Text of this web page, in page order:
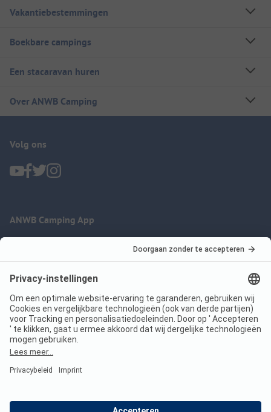
Vakantiebestemmingen
Boekbare campings
Een stacaravan huren
Over ANWB Camping
Volg ons
ANWB Camping App
Imprint
Jouw privacy
Voorwaarden
Wet digitale diensten